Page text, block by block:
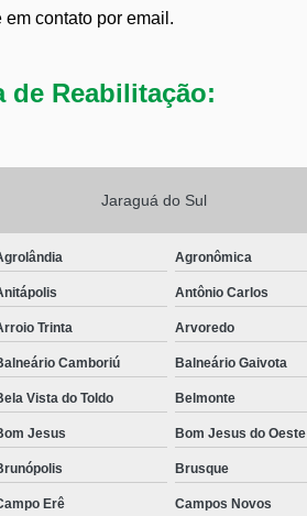
em contato por email.
de Reabilitação:
Jaraguá do Sul
Agronômica
Antônio Carlos
Trinta Arvoredo
Camboriú Balneário Gaivota
Vista do Toldo Belmonte
Jesus Bom Jesus do Oeste
Brusque
Erê Campos Novos